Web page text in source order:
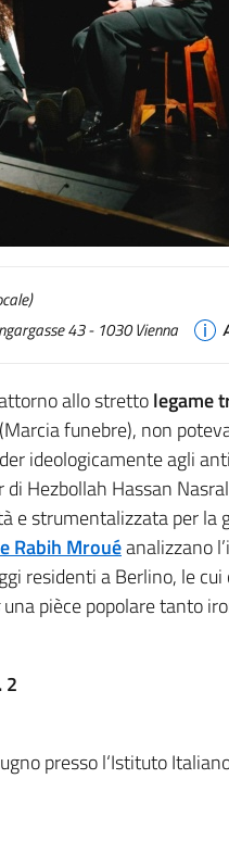
43 - 1030 Vienna
allo strettolegame
funebre), non
ideologicamente agli
di Hezbollah Hassan
e strumentalizzata per la
eRabih Mrouéanalizzano
residenti aBerlino, le
una pièce popolare tanto
2
presso l‘Istituto